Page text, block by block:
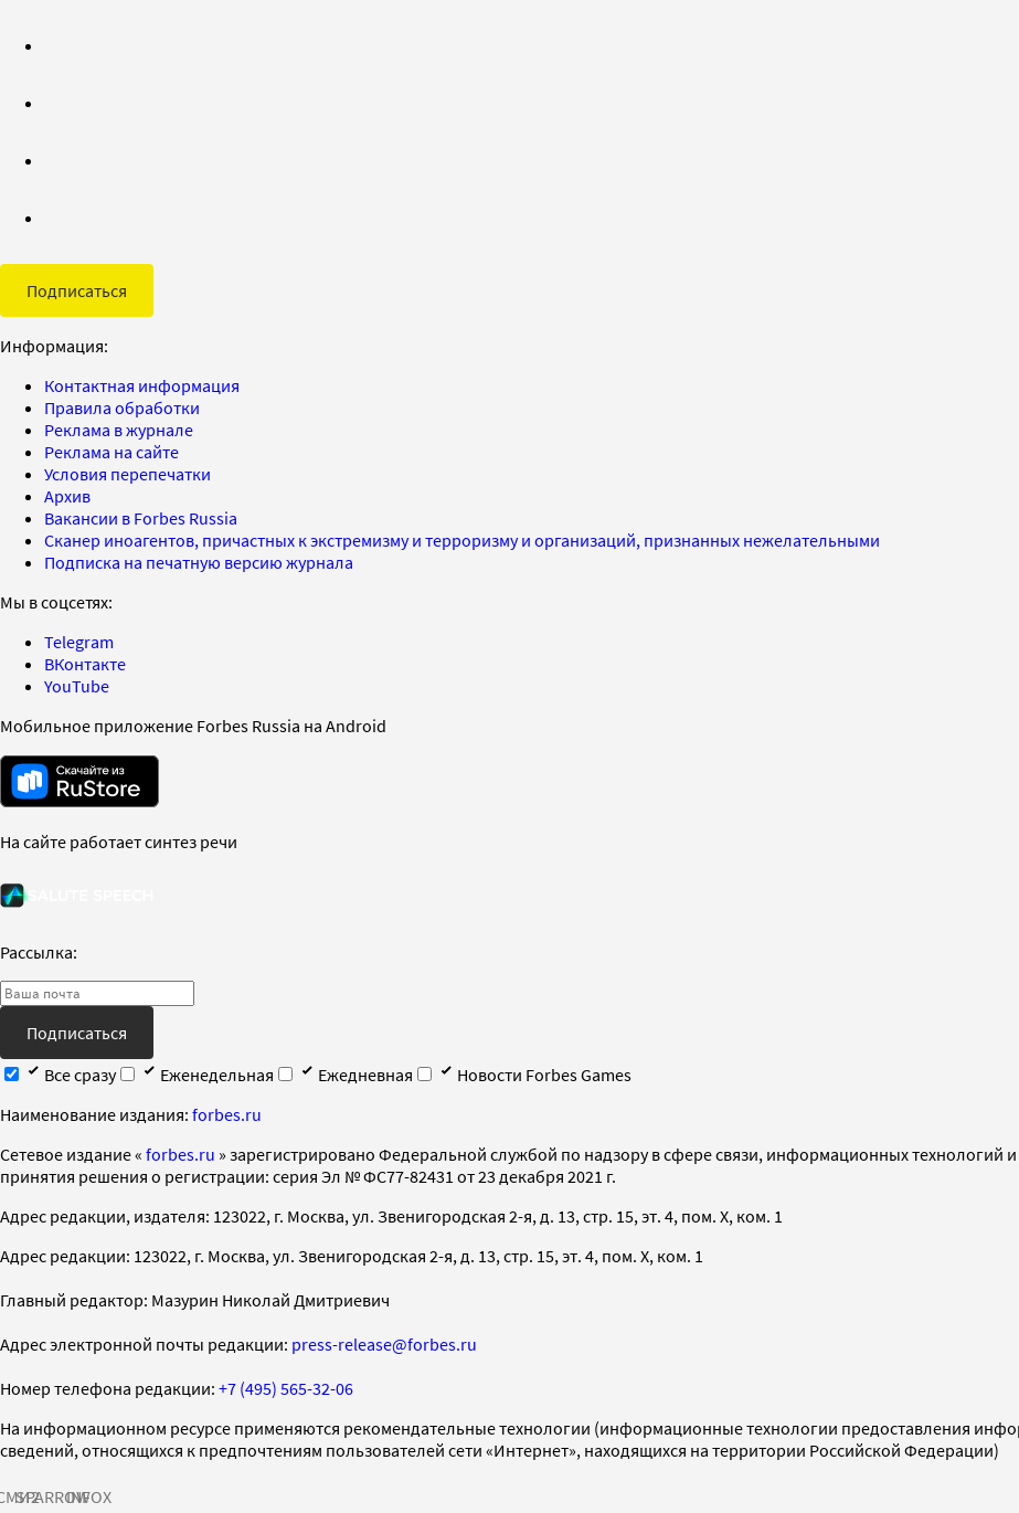
Подписаться
Информация:
Контактная информация
Правила обработки
Реклама в журнале
Реклама на сайте
Условия перепечатки
Архив
Вакансии в Forbes Russia
Сканер иноагентов, причастных к экстремизму и терроризму и организаций, признанных нежелательными
Подписка на печатную версию журнала
Мы в соцсетях:
Telegram
ВКонтакте
YouTube
Мобильное приложение Forbes Russia на Android
На сайте работает синтез речи
Рассылка:
Подписаться
Все сразу
Еженедельная Ежедневная
Новости Forbes Games
Наименование издания: forbes.ru
Cетевое издание « forbes.ru » зарегистрировано Федеральной службой по надзору в сфере связи, информационных технологий
принятия решения о регистрации: серия Эл № ФС77-82431 от 23 декабря 2021 г.
Адрес редакции, издателя: 123022, г. Москва, ул. Звенигородская 2-я, д. 13, стр. 15, эт. 4, пом. X, ком. 1
Адрес редакции: 123022, г. Москва, ул. Звенигородская 2-я, д. 13, стр. 15, эт. 4, пом. X, ком. 1
Главный редактор: Мазурин Николай Дмитриевич
Адрес электронной почты редакции: press-release@forbes.ru
Номер телефона редакции: +7 (495) 565-32-06
На информационном ресурсе применяются рекомендательные технологии (информационные технологии предоставления
сведений, относящихся к предпочтениям пользователей сети «Интернет», находящихся на территории Российской Федерации)
SPARROWINFOX